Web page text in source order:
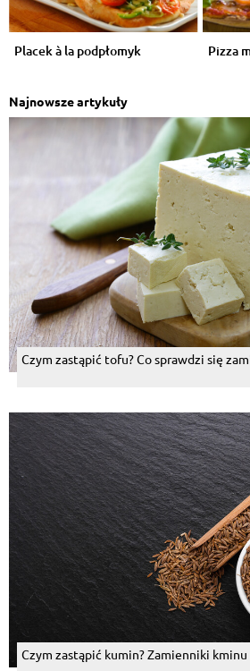
Placek à la podpłomyk Pizza
Najnowsze artykuły
Czym zastąpić tofu? Co sprawdzi się
Czym zastąpić kumin? Zamienniki